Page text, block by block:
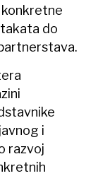
do
i
razvoj